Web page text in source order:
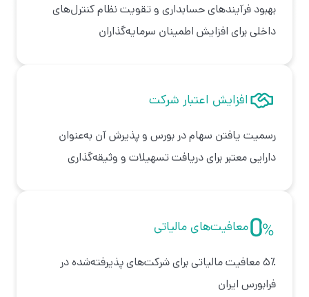
بهبود فرآیندهای حسابداری و تقویت نظام کنترل‌های
داخلی برای افزایش اطمینان سرمایه‌گذاران
افزایش اعتبار شرکت
رسمیت یافتن سهام در بورس و پذیرش آن به‌عنوان
دارایی معتبر برای دریافت تسهیلات و وثیقه‌گذاری
معافیت‌های مالیاتی
۵٪ معافیت مالیاتی برای شرکت‌های پذیرفته‌شده در
فرابورس ایران